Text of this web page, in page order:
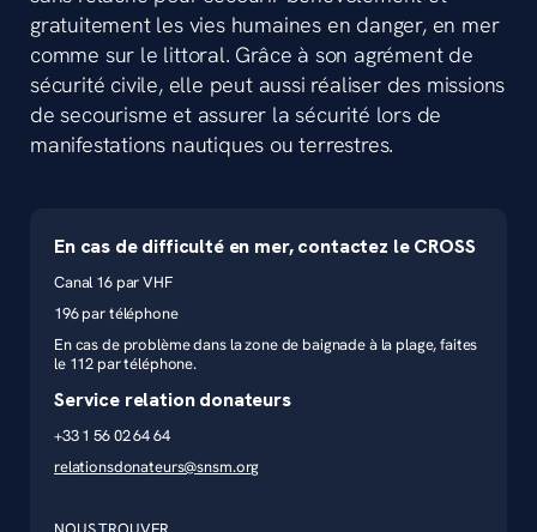
gratuitement les vies humaines en danger, en mer
comme sur le littoral. Grâce à son agrément de
sécurité civile, elle peut aussi réaliser des missions
de secourisme et assurer la sécurité lors de
manifestations nautiques ou terrestres.
En cas de difficulté en mer, contactez le CROSS
Canal 16 par VHF
196 par téléphone
En cas de problème dans la zone de baignade à la plage, faites
le 112 par téléphone.
Service relation donateurs
+33 1 56 02 64 64
relationsdonateurs@snsm.org